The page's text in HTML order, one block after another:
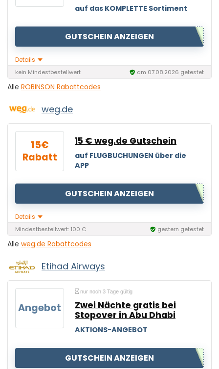
auf das KOMPLETTE Sortiment
GUTSCHEIN ANZEIGEN
Details
kein Mindestbestellwert am 07.08.2026 getestet
Alle ROBINSON Rabattcodes
weg.de
15€
Rabatt
15 € weg.de Gutschein
auf FLUGBUCHUNGEN über die
APP
GUTSCHEIN ANZEIGEN
Details
Mindestbestellwert: 100 € gestern getestet
Alle weg.de Rabattcodes
Etihad Airways
Angebot
nur noch 3 Tage gültig
Zwei Nächte gratis bei
Stopover in Abu Dhabi
AKTIONS-ANGEBOT
GUTSCHEIN ANZEIGEN